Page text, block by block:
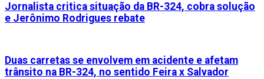
Jornalista critica situação da BR-324, cobra solução
e Jerônimo Rodrigues rebate
Duas carretas se envolvem em acidente e afetam
trânsito na BR-324, no sentido Feira x Salvador